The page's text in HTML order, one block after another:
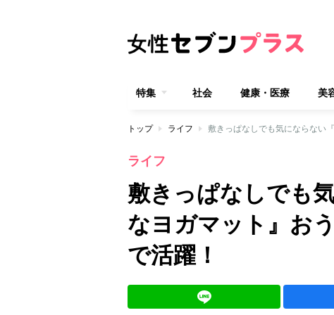
特集 社会 健康・医療 美
トップ ライフ 敷きっぱなしでも気にならない
ライフ
敷きっぱなしでも
なヨガマット』お
で活躍！